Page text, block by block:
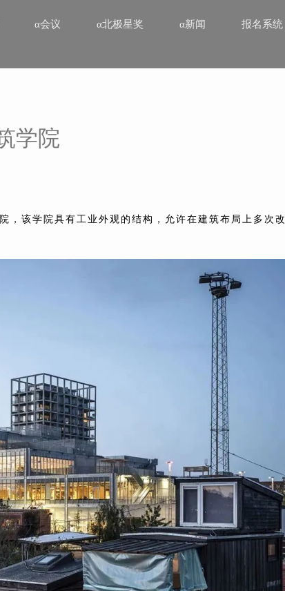
α会议 α北极星奖 α新闻 报名系统
学院
该学院具有工业外观的结构，允许在建筑布局上多次改